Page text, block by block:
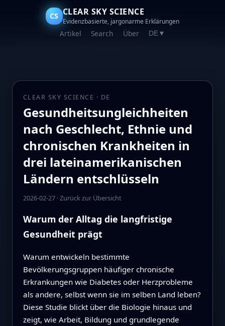
CS CLEAR SKY SCIENCE
Evidenzbasierte, jargonarme Erklärungen
Artikel Search Über DE▼
CLEAR SKY SCIENCE · DE
Gesundheitsungleichheiten
nach Geschlecht, Ethnie und
chronischen Krankheiten in
drei lateinamerikanischen
Ländern entschlüsseln
2026-02-27·Zurück zur Übersicht
Warum der Alltag die langfristige
Gesundheit prägt
Warum entwickeln bestimmte
Bevölkerungsgruppen häufiger chronische
Erkrankungen wie Diabetes oder Herzprobleme
als andere, selbst wenn sie im selben Land leben?
Diese Studie blickt über die Biologie hinaus und
zeigt, wie Arbeit, Bildung und grundlegende